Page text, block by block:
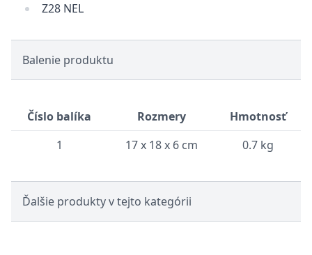
Z28 NEL
Balenie produktu
Číslo balíka Rozmery
Hmotnosť
1
17 x 18 x 6 cm 0.7 kg
Ďalšie produkty v tejto kategórii